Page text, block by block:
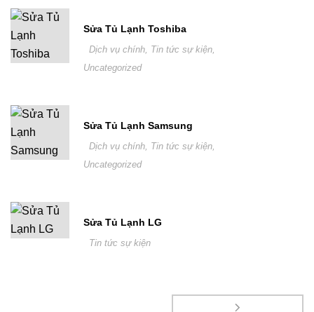
Sửa Tủ Lạnh Toshiba
Dịch vụ chính, Tin tức sự kiện,
Uncategorized
Sửa Tủ Lạnh Samsung
Dịch vụ chính, Tin tức sự kiện,
Uncategorized
Sửa Tủ Lạnh LG
Tin tức sự kiện